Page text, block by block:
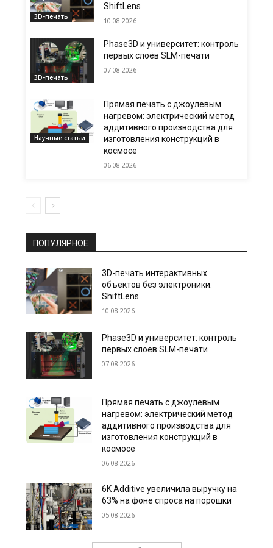
3D-печать
ShiftLens
10.08.2026
3D-печать
Phase3D и университет: контроль
первых слоёв SLM-печати
07.08.2026
Научные статьи
Прямая печать с джоулевым
нагревом: электрический метод
аддитивного производства для
изготовления конструкций в
космосе
06.08.2026
ПОПУЛЯРНОЕ
3D-печать интерактивных
объектов без электроники:
ShiftLens
10.08.2026
Phase3D и университет: контроль
первых слоёв SLM-печати
07.08.2026
Прямая печать с джоулевым
нагревом: электрический метод
аддитивного производства для
изготовления конструкций в
космосе
06.08.2026
6K Additive увеличила выручку на
63% на фоне спроса на порошки
05.08.2026